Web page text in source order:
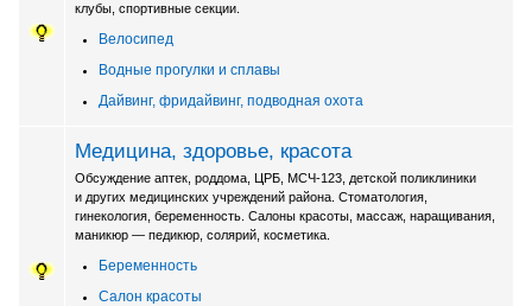
клубы, спортивные секции.
Велосипед
Водные прогулки и сплавы
Дайвинг, фридайвинг, подводная охота
Медицина, здоровье, красота
Обсуждение аптек, роддома, ЦРБ, МСЧ-123, детской поликлиники
и других медицинских учреждений района. Стоматология,
гинекология, беременность. Салоны красоты, массаж, наращивания,
маникюр — педикюр, солярий, косметика.
Беременность
Салон красоты